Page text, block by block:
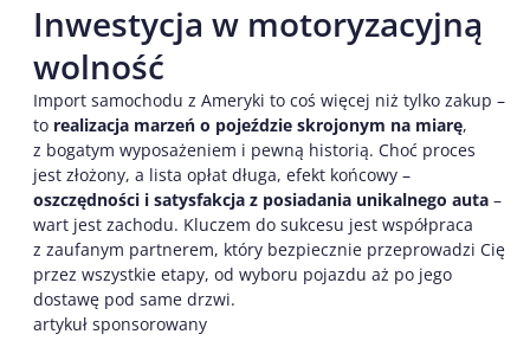
Inwestycja w motoryzacyjną
wolność
Import samochodu z Ameryki to coś więcej niż tylko zakup –
to realizacja marzeń o pojeździe skrojonym na miarę,
z bogatym wyposażeniem i pewną historią. Choć proces
jest złożony, a lista opłat długa, efekt końcowy –
oszczędności i satysfakcja z posiadania unikalnego auta –
wart jest zachodu. Kluczem do sukcesu jest współpraca
z zaufanym partnerem, który bezpiecznie przeprowadzi Cię
przez wszystkie etapy, od wyboru pojazdu aż po jego
dostawę pod same drzwi.
artykuł sponsorowany